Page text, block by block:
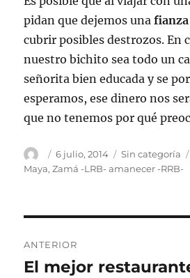
pidan que dejemos una
cubrir posibles destrozos. En
nuestro bichito sea todo un
señorita bien educada y se
esperamos, ese dinero nos
que no tenemos por qué
Autor
Publicado
el
6 julio, 2014 Categorías
Sin categoría
Maya,Zamá -LRB- amanecer -RRB-
de
ANTERIOR
Entrada
El mejor